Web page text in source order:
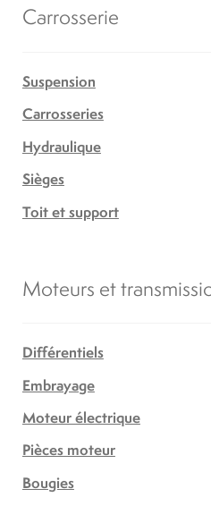
Carrosserie
Suspension
Carrosseries
Hydraulique
Sièges
Toit et support
Moteurs et
Différentiels
Embrayage
Moteur électrique
Pièces moteur
Bougies